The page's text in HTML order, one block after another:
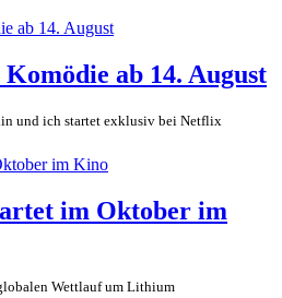
ab 14. August
und ich startet exklusiv bei Netflix
im Oktober im
Wettlauf um Lithium